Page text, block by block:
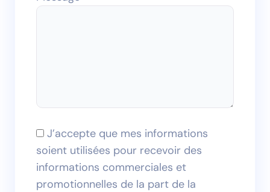
J’accepte que mes informations
soient utilisées pour recevoir des
informations commerciales et
promotionnelles de la part de la